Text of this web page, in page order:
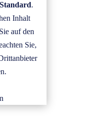
Standard.
Inhalt
auf den
Sie,